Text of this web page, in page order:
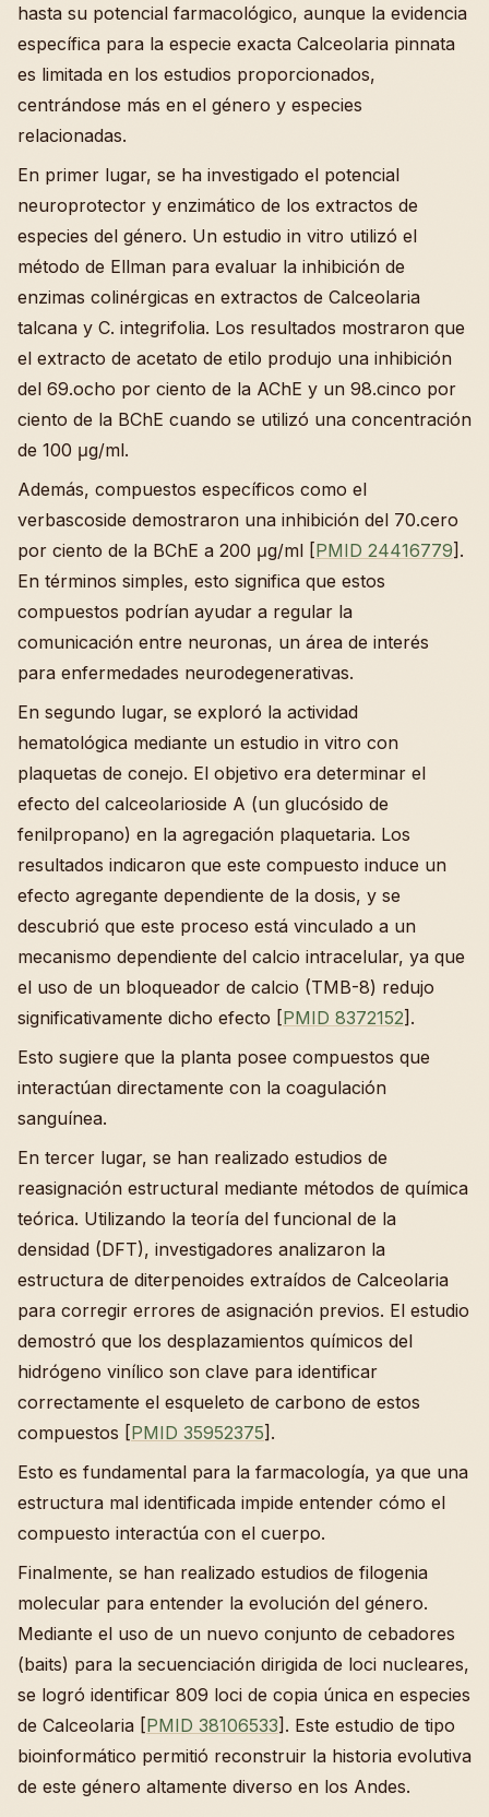
hasta su potencial farmacológico, aunque la evidencia
específica para la especie exacta Calceolaria pinnata
es limitada en los estudios proporcionados,
centrándose más en el género y especies
relacionadas.
En primer lugar, se ha investigado el potencial
neuroprotector y enzimático de los extractos de
especies del género. Un estudio in vitro utilizó el
método de Ellman para evaluar la inhibición de
enzimas colinérgicas en extractos de Calceolaria
talcana y C. integrifolia. Los resultados mostraron que
el extracto de acetato de etilo produjo una inhibición
del 69.ocho por ciento de la AChE y un 98.cinco por
ciento de la BChE cuando se utilizó una concentración
de 100 μg/ml.
Además, compuestos específicos como el
verbascoside demostraron una inhibición del 70.cero
por ciento de la BChE a 200 μg/ml [PMID 24416779].
En términos simples, esto significa que estos
compuestos podrían ayudar a regular la
comunicación entre neuronas, un área de interés
para enfermedades neurodegenerativas.
En segundo lugar, se exploró la actividad
hematológica mediante un estudio in vitro con
plaquetas de conejo. El objetivo era determinar el
efecto del calceolarioside A (un glucósido de
fenilpropano) en la agregación plaquetaria. Los
resultados indicaron que este compuesto induce un
efecto agregante dependiente de la dosis, y se
descubrió que este proceso está vinculado a un
mecanismo dependiente del calcio intracelular, ya que
el uso de un bloqueador de calcio (TMB-8) redujo
significativamente dicho efecto [PMID 8372152].
Esto sugiere que la planta posee compuestos que
interactúan directamente con la coagulación
sanguínea.
En tercer lugar, se han realizado estudios de
reasignación estructural mediante métodos de química
teórica. Utilizando la teoría del funcional de la
densidad (DFT), investigadores analizaron la
estructura de diterpenoides extraídos de Calceolaria
para corregir errores de asignación previos. El estudio
demostró que los desplazamientos químicos del
hidrógeno vinílico son clave para identificar
correctamente el esqueleto de carbono de estos
compuestos [PMID 35952375].
Esto es fundamental para la farmacología, ya que una
estructura mal identificada impide entender cómo el
compuesto interactúa con el cuerpo.
Finalmente, se han realizado estudios de filogenia
molecular para entender la evolución del género.
Mediante el uso de un nuevo conjunto de cebadores
(baits) para la secuenciación dirigida de loci nucleares,
se logró identificar 809 loci de copia única en especies
de Calceolaria [PMID 38106533]. Este estudio de tipo
bioinformático permitió reconstruir la historia evolutiva
de este género altamente diverso en los Andes.